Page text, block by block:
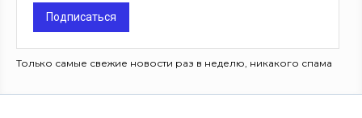
Подписаться
Только самые свежие новости раз в неделю, никакого спама